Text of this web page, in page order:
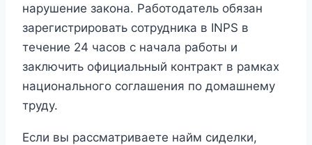
нарушение закона. Работодатель обязан
зарегистрировать сотрудника в INPS в
течение 24 часов с начала работы и
заключить официальный контракт в рамках
национального соглашения по домашнему
труду.
Если вы рассматриваете найм сиделки,